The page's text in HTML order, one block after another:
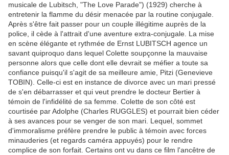
musicale de Lubitsch, "The Love Parade") (1929) cherche à
entretenir la flamme du désir menacée par la routine conjugale.
Après s'être fait passer pour un couple illégitime auprès de la
police, il cède à l'attrait d'une aventure extra-conjugale. La mise
en scène élégante et rythmée de Ernst LUBITSCH agence un
savant quiproquo dans lequel Colette soupçonne la mauvaise
personne alors que celle dont elle devrait se méfier a toute sa
confiance puisqu'il s'agit de sa meilleure amie, Pitzi (Genevieve
TOBIN). Celle-ci est en instance de divorce avec un mari pressé
de s'en débarrasser et qui veut prendre le docteur Bertier à
témoin de l'infidélité de sa femme. Colette de son côté est
courtisée par Adolphe (Charles RUGGLES) et pourrait bien céder
à ses avances pour se venger de son mari. Lequel, sommet
d'immoralisme préfère prendre le public à témoin avec forces
minauderies (et regards caméra appuyés) pour le rendre
complice de son forfait. Certains ont vu dans ce film l'ancêtre de